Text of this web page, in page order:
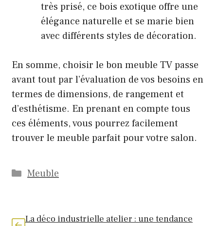
très prisé, ce bois exotique offre une
élégance naturelle et se marie bien
avec différents styles de décoration.
En somme, choisir le bon meuble TV passe
avant tout par l’évaluation de vos besoins en
termes de dimensions, de rangement et
d’esthétisme. En prenant en compte tous
ces éléments, vous pourrez facilement
trouver le meuble parfait pour votre salon.
Catégories
Meuble
La déco industrielle atelier : une tendance